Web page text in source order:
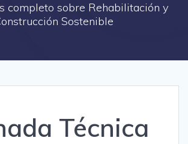
completo sobre Rehabilitación y
Sostenible
Técnica